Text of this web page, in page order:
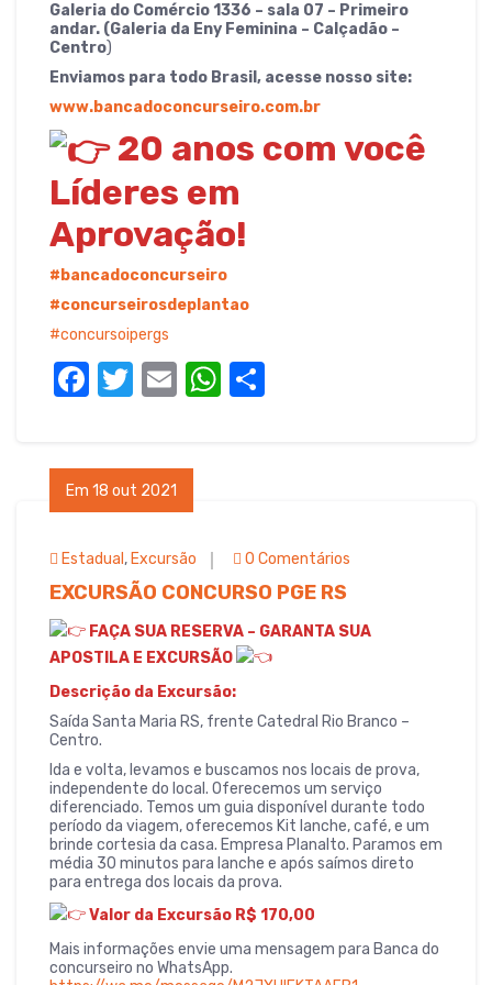
Galeria do Comércio 1336 – sala 07 – Primeiro
andar. (Galeria da Eny Feminina – Calçadão –
Centro)
Enviamos para todo Brasil, acesse nosso site:
www.bancadoconcurseiro.com.br
20 anos com você
Líderes em
Aprovação!
#bancadoconcurseiro
#concurseirosdeplantao
#concursoipergs
F
e
b
o
o
k
T
te
r
E
W
p
p
Em 18 out 2021
Estadual,Excursão 0 Comentários
EXCURSÃO CONCURSO PGE RS
FAÇA SUA RESERVA – GARANTA SUA
APOSTILA E EXCURSÃO
Descrição da Excursão:
Saída Santa Maria RS, frente Catedral Rio Branco –
Centro.
Ida e volta, levamos e buscamos nos locais de prova,
independente do local. Oferecemos um serviço
diferenciado. Temos um guia disponível durante todo
período da viagem, oferecemos Kit lanche, café, e um
brinde cortesia da casa. Empresa Planalto. Paramos em
média 30 minutos para lanche e após saímos direto
para entrega dos locais da prova.
Valor da Excursão R$ 170,00
Mais informações envie uma mensagem para Banca do
concurseiro no WhatsApp.